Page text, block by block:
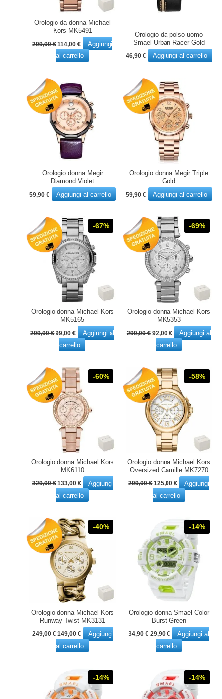
Orologio da donna Michael
Kors MK5491
299,00€ Il
prezzo
originale
era:
114,00€Il
prezzo
attuale
è:
Aggiungi
al carrello
Orologio da polso uomo
Smael Urban Racer Gold
46,90 € Aggiungi al carrello
Orologio donna Megir
Diamond Violet
59,90 € Aggiungi al carrello
Orologio donna Megir Triple
Gold
59,90 € Aggiungi al carrello
-67%
Orologio donna Michael Kors
MK5165
299,00€ Il
prezzo
originale
era:
99,00€Il
prezzo
attuale
è:
Aggiungi al
carrello
-69%
Orologio donna Michael Kors
MK5353
299,00€ Il
prezzo
originale
era:
92,00 €Il
prezzo
attuale
è:
Aggiungi al
carrello
-60%
Orologio donna Michael Kors
MK6110
329,00€ Il
prezzo
originale
era:
133,00 €Il
prezzo
attuale
è:
Aggiungi
al carrello
-58%
Orologio donna Michael Kors
Oversized Camille MK7270
299,00€ Il
prezzo
originale
era:
125,00€Il
prezzo
attuale
è:
Aggiungi
al carrello
-40%
Orologio donna Michael Kors
Runway Twist MK3131
249,00€ Il
prezzo
originale
era:
149,00 €Il
prezzo
attuale
è:
Aggiungi
al carrello
-14%
Orologio donna Smael Color
Burst Green
34,90€ Il
prezzo
originale
era:
29,90€Il
prezzo
attuale
è:
Aggiungi al
carrello
-14% -14%